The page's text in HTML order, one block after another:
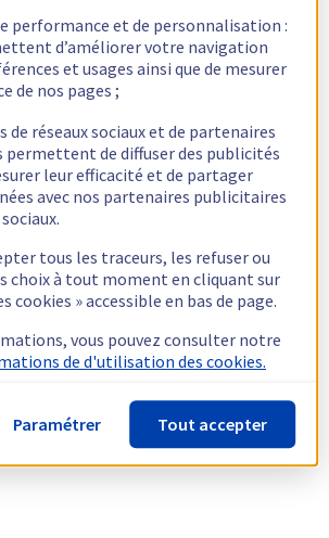
performance et de personnalisation :
d’améliorer votre navigation
et usages ainsi que de mesurer
de nos pages ;
de réseaux sociaux et de partenaires
permettent de diffuser des publicités
leur efficacité et de partager
avec nos partenaires publicitaires
tous les traceurs, les refuser ou
choix à tout moment en cliquant sur
cookies » accessible en bas de page.
vous pouvez consulter notre
de d'utilisation des cookies.
Paramétrer Tout accepter